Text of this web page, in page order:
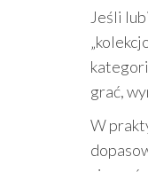
Jeśli
grać,
W